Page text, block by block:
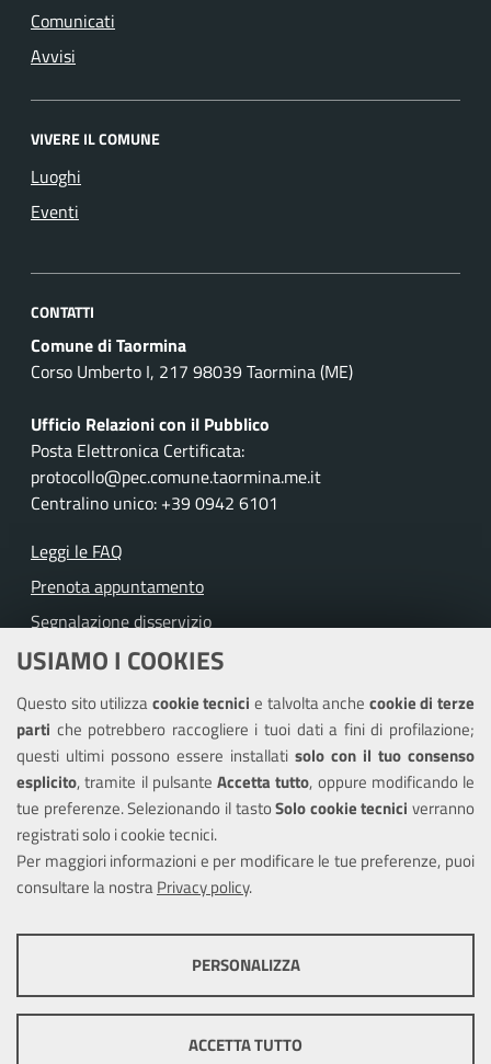
USIAMO I COOKIES
Questo sito utilizzacookie tecnicie talvolta anche cookie di terze
parti che potrebbero raccogliere i tuoi dati a fini di profilazione;
questi ultimi possono essere installati solo con il tuo consenso
esplicito, tramite il pulsante Accetta tutto, oppure modificando le
tue preferenze. Selezionando il tastoSolo cookie tecnici verranno
registrati solo i cookie tecnici.
Per maggiori informazioni e per modificare le tue preferenze, puoi
consultare la nostraPrivacy policy.
ottimale per ogni utente. Essi non raccolgono i tuoi dati e le tue
PERSONALIZZA
ACCETTA TUTTO
Comunicati
Avvisi
VIVERE IL COMUNE
Luoghi
Eventi
CONTATTI
Comune di Taormina
Corso Umberto I, 217 98039 Taormina (ME)
Ufficio Relazioni con il Pubblico
Posta Elettronica Certificata:
protocollo@pec.comune.taormina.me.it
Centralino unico: +39 0942 6101
Leggi le FAQ
Prenota appuntamento
Segnalazione disservizio
Richiesta assistenza
Amministrazione trasparente
Informativa privacy
Note legali
Piano di miglioramento del sito
Dichiarazione di accessibilità